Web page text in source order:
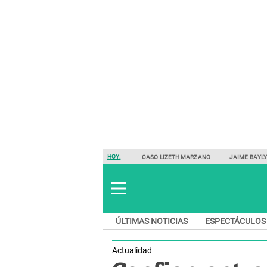
HOY: CASO LIZETH MARZANO JAIME BAYLY
ÚLTIMAS NOTICIAS ESPECTÁCULOS
Actualidad